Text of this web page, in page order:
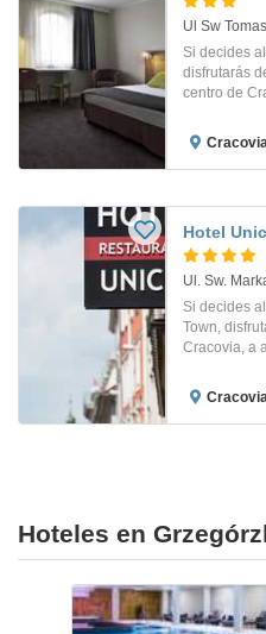
Ul Sw
Si decides
disfrutarás
centro de
Hotel
Ul. Sw.
Si decides
Town,
Cracovia, a
Hoteles en